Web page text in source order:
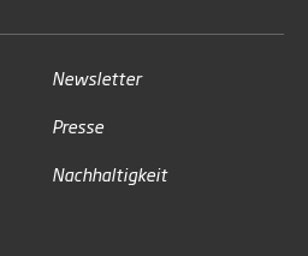
Newsletter
Presse
Nachhaltigkeit